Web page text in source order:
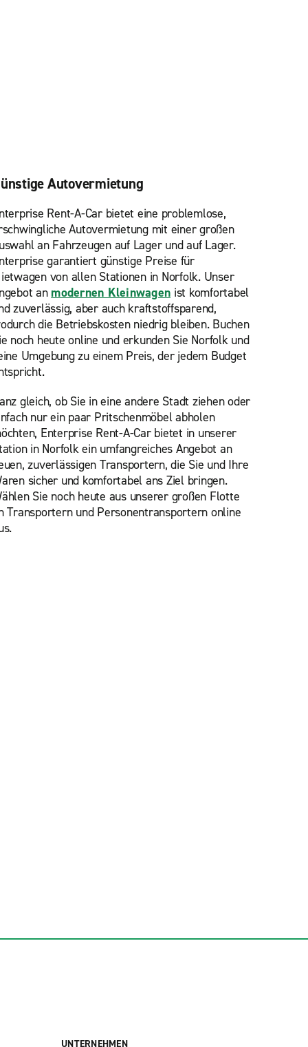
Autovermietung
Rent-A-Car bietet eine problemlose,
Autovermietung mit einer großen
an Fahrzeugen auf Lager und auf Lager.
garantiert günstige Preise für
von allen Stationen in Norfolk. Unser
an modernen Kleinwagen ist komfortabel
zuverlässig, aber auch kraftstoffsparend,
die Betriebskosten niedrig bleiben. Buchen
noch heute online und erkunden Sie Norfolk und
Umgebung zu einem Preis, der jedem Budget
gleich, ob Sie in eine andere Stadt ziehen oder
nur ein paar Pritschenmöbel abholen
Enterprise Rent-A-Car bietet in unserer
in Norfolk ein umfangreiches Angebot an
zuverlässigen Transportern, die Sie und Ihre
sicher und komfortabel ans Ziel bringen.
Sie noch heute aus unserer großen Flotte
Transportern und Personentransportern online
UNTERNEHMEN